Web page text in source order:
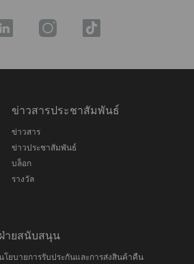
ข่าวสารประชาสัมพันธ์
ข่าวสาร
ข่าวประชาสัมพันธ์
บล็อก
รางวัล
ฝ่ายสนับสนุน
โยบายการรับประกันและการส่งสินค้าคืน